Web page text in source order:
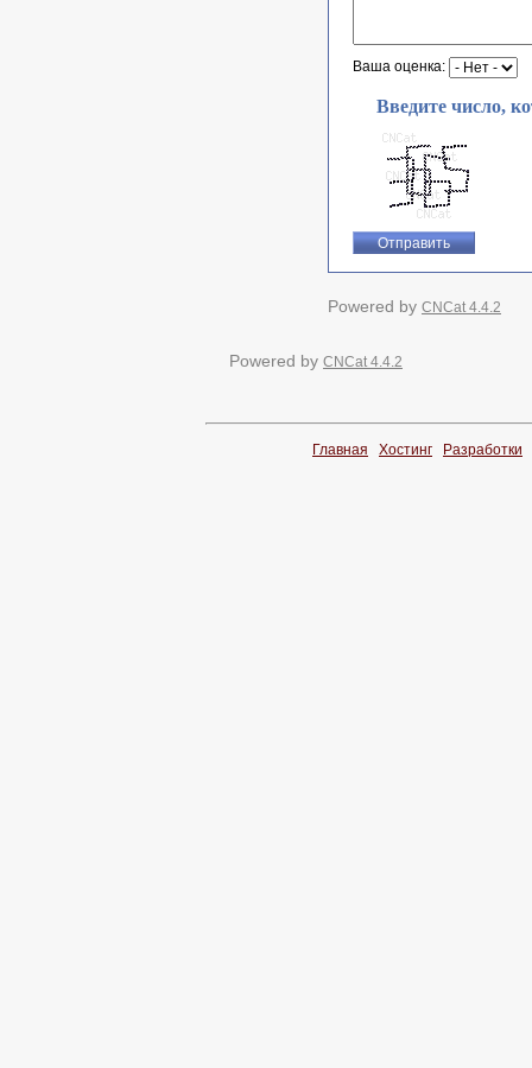
Ваша оценка:
Введите число,
Powered by CNCat 4.4.2
Powered by CNCat 4.4.2
Главная Хостинг Разработки